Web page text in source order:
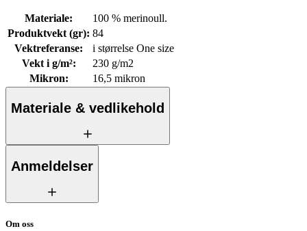
Materiale:
100 % merinoull.
Produktvekt (gr): 84
Vektreferanse:
i størrelse One size
Vekt i g/m²:
230 g/m2
Mikron: 16,5 mikron
Materiale & vedlikehold
Anmeldelser
Om oss